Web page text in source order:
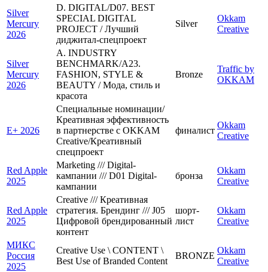
Silver
Mercury
2026
D. DIGITAL/D07. BEST
SPECIAL DIGITAL
PROJECT / Лучший
диджитал-спецпроект
Silver
Okkam
Creative
Silver
Mercury
2026
A. INDUSTRY
BENCHMARK/A23.
FASHION, STYLE &
BEAUTY / Мода, стиль и
красота
Bronze
Traffic by
OKKAM
E+ 2026
Специальные номинации/
Креативная эффективность
в партнерстве с OKKAM
Creative/Креативный
спецпроект
финалист
Okkam
Creative
Red Apple
2025
Marketing /// Digital-
кампании /// D01 Digital-
кампании
бронза
Okkam
Creative
Red Apple
2025
Creative /// Креативная
стратегия. Брендинг /// J05
Цифровой брендированный
контент
шорт-
лист
Okkam
Creative
МИКС
Россия
2025
Creative Use \ CONTENT \
Best Use of Branded Content
BRONZE
Okkam
Creative